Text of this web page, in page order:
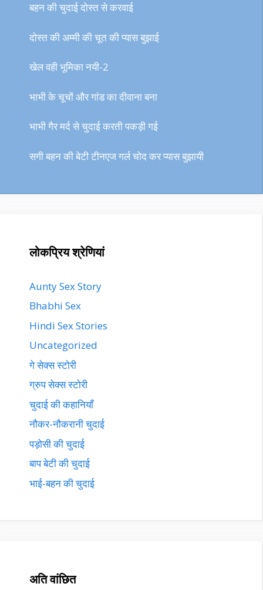
बहन की चुदाई दोस्त से करवाई
दोस्त की अम्मी की चूत की प्यास बुझाई
खेल वही भूमिका नयी-2
भाभी के चूचों और गांड का दीवाना बना
भाभी गैर मर्द से चुदाई करती पकड़ी गई
सगी बहन की बेटी टीनएज गर्ल चोद कर प्यास बुझायी
लोकप्रिय श्रेणियां
Aunty Sex Story
Bhabhi Sex
Hindi Sex Stories
Uncategorized
गे सेक्स स्टोरी
ग्रुप सेक्स स्टोरी
चुदाई की कहानियाँ
नौकर-नौकरानी चुदाई
पड़ोसी की चुदाई
बाप बेटी की चुदाई
भाई-बहन की चुदाई
अति वांछित